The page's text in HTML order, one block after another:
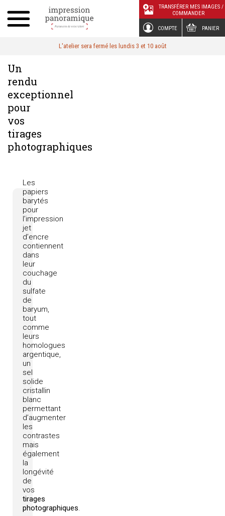
COMPTE PANIER
TRANSFÉRER MES IMAGES /
COMMANDER
L'atelier sera fermé les lundis 3 et 10 août
Un
rendu
exceptionnel
pour
vos
tirages
photographiques
Les
papiers
barytés
pour
l’impression
jet
d’encre
contiennent
dans
leur
couchage
du
sulfate
de
baryum,
tout
comme
leurs
homologues
argentique,
un
sel
solide
cristallin
blanc
permettant
d’augmenter
les
contrastes
mais
également
la
longévité
de
vos
tirages
photographiques.